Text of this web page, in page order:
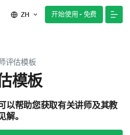
ZH 开始使用 - 免费
评估模板
模板
以帮助您获取有关讲师及其教
解。